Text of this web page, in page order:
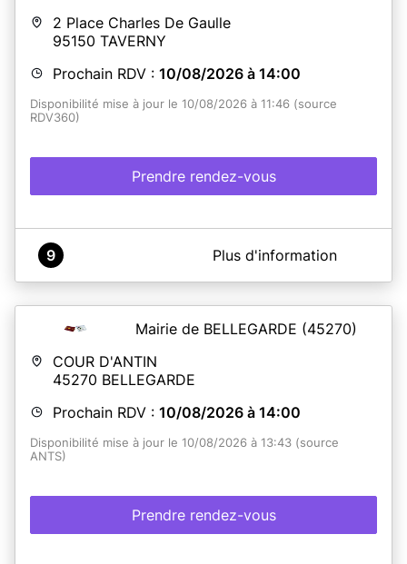
2 Place Charles De Gaulle
95150 TAVERNY
Prochain RDV : 10/08/2026 à 14:00
Disponibilité mise à jour le 10/08/2026 à 11:46 (source
RDV360)
Prendre rendez-vous
A propos de Mairie de Taverny
9 Plus d'information
Mairie de BELLEGARDE (45270)
COUR D'ANTIN
45270 BELLEGARDE
Prochain RDV : 10/08/2026 à 14:00
Disponibilité mise à jour le 10/08/2026 à 13:43 (source
ANTS)
Prendre rendez-vous